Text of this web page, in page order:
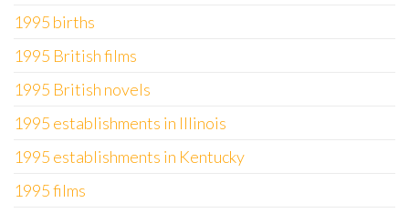
1995 births
1995 British films
1995 British novels
1995 establishments in Illinois
1995 establishments in Kentucky
1995 films